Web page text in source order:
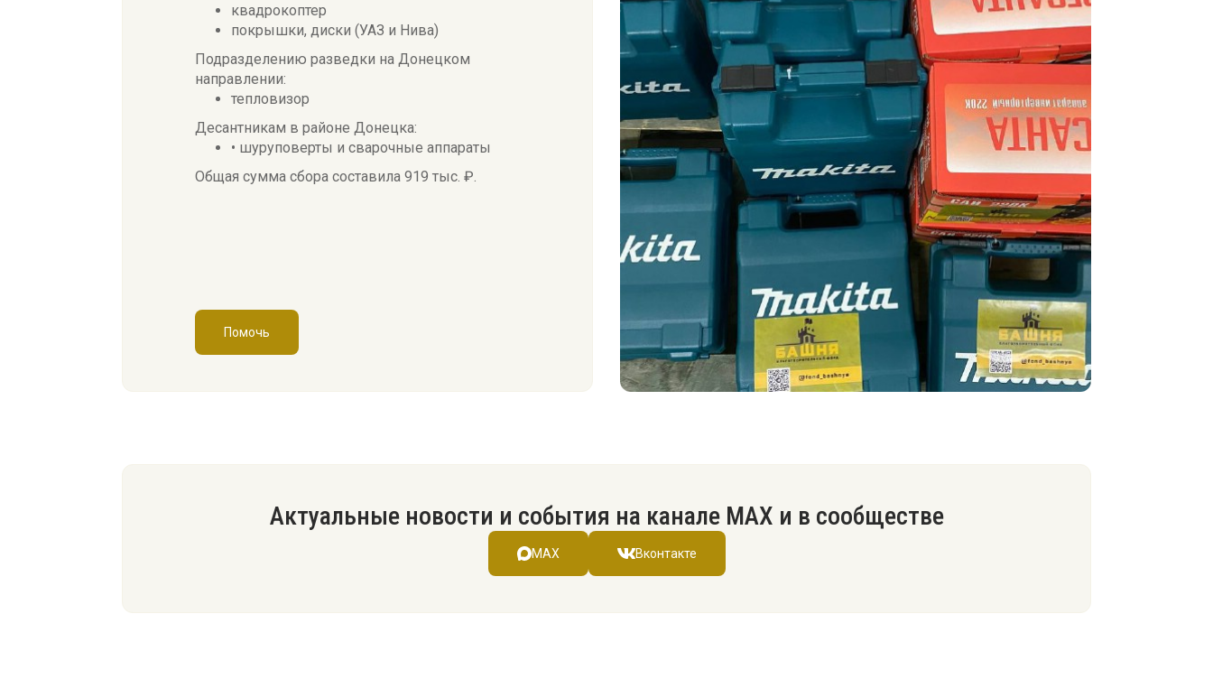
квадрокоптер
покрышки, диски (УАЗ и Нива)
Подразделению разведки на Донецком
направлении:
тепловизор
Десантникам в районе Донецка:
• шуруповерты и сварочные аппараты
Общая сумма сбора составила 919 тыс. ₽.
Помочь
Актуальные новости и события на канале МАХ и в сообществе
MAX Вконтакте